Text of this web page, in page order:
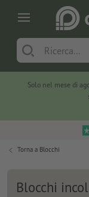
Solo nel mese di
Torna a Blocchi
Blocchi